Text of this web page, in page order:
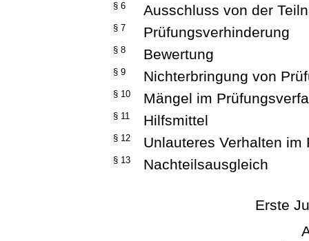
§ 6 Ausschluss von der
§ 7 Prüfungsverhinderung
§ 8 Bewertung
§ 9 Nichterbringung von
§ 10 Mängel im
§ 11 Hilfsmittel
§ 12 Unlauteres Verhalten im
§ 13 Nachteilsausgleich
Erste